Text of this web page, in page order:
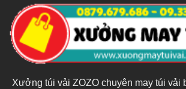
Xưởng túi vải ZOZO chuyên may túi vải